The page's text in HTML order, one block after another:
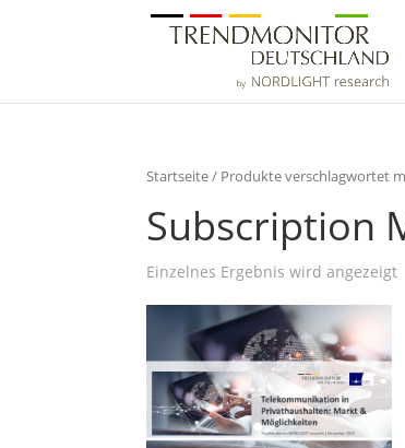
Startseite/ Produkte verschlagwortet
Subscription
Einzelnes Ergebnis wird angezeigt